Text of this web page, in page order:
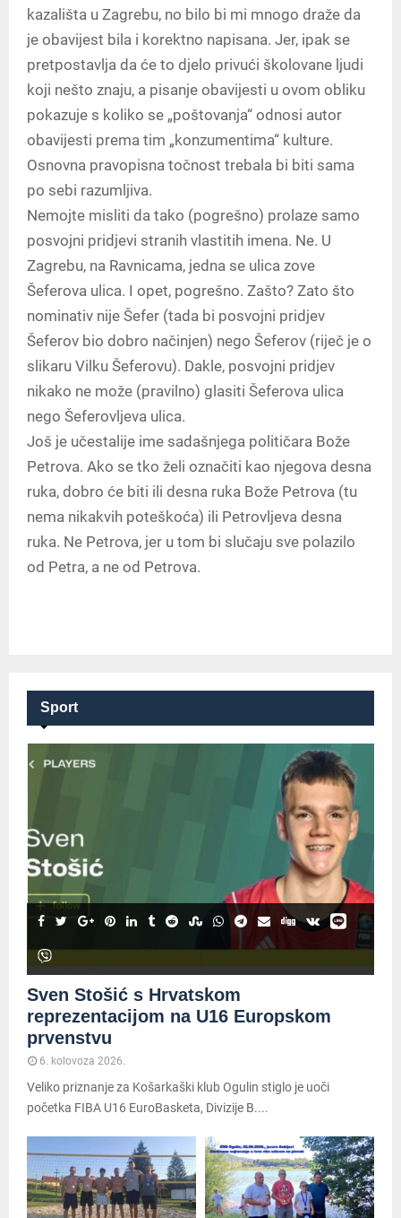
kazališta u Zagrebu, no bilo bi mi mnogo draže da
je obavijest bila i korektno napisana. Jer, ipak se
pretpostavlja da će to djelo privući školovane ljudi
koji nešto znaju, a pisanje obavijesti u ovom obliku
pokazuje s koliko se „poštovanja“ odnosi autor
obavijesti prema tim „konzumentima“ kulture.
Osnovna pravopisna točnost trebala bi biti sama
po sebi razumljiva.
Nemojte misliti da tako (pogrešno) prolaze samo
posvojni pridjevi stranih vlastitih imena. Ne. U
Zagrebu, na Ravnicama, jedna se ulica zove
Šeferova ulica. I opet, pogrešno. Zašto? Zato što
nominativ nije Šefer (tada bi posvojni pridjev
Šeferov bio dobro načinjen) nego Šeferov (riječ je o
slikaru Vilku Šeferovu). Dakle, posvojni pridjev
nikako ne može (pravilno) glasiti Šeferova ulica
nego Šeferovljeva ulica.
Još je učestalije ime sadašnjega političara Bože
Petrova. Ako se tko želi označiti kao njegova desna
ruka, dobro će biti ili desna ruka Bože Petrova (tu
nema nikakvih poteškoća) ili Petrovljeva desna
ruka. Ne Petrova, jer u tom bi slučaju sve polazilo
od Petra, a ne od Petrova.
Sport
Sven Stošić s Hrvatskom
reprezentacijom na U16 Europskom
prvenstvu
6. kolovoza 2026.
Veliko priznanje za Košarkaški klub Ogulin stiglo je uoči
početka FIBA U16 EuroBasketa, Divizije B....